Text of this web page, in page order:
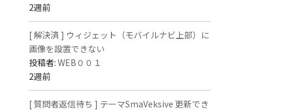
2週前
[ 解決済 ] ウィジェット（モバイルナビ上部）に
画像を設置できない
投稿者:WEB００１
2週前
[ 質問者返信待ち ] テーマSmaVeksive 更新でき